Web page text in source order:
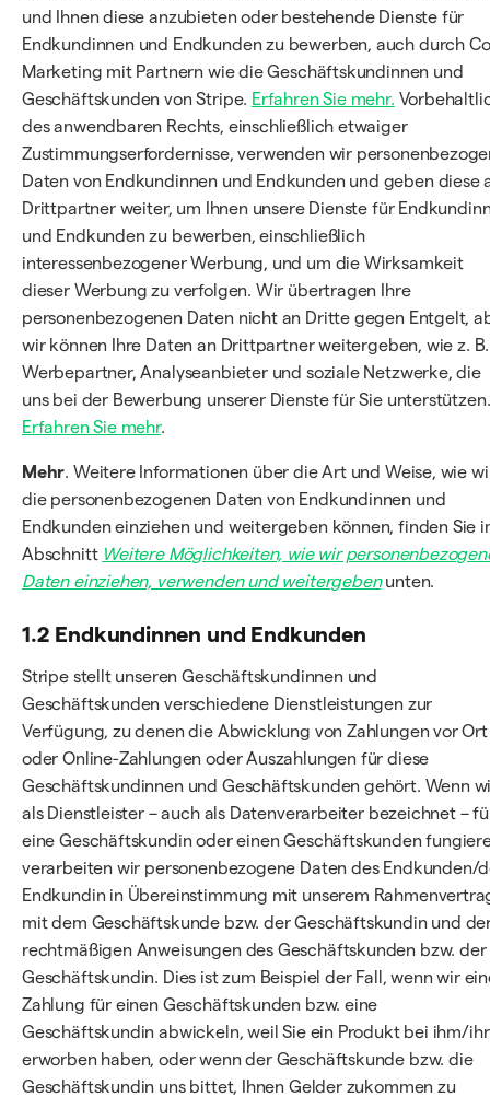
und Ihnen diese anzubieten oder bestehende Dienste für
Endkundinnen und Endkunden zu bewerben, auch durch
Marketing mit Partnern wie die Geschäftskundinnen und
Geschäftskunden von Stripe. Erfahren Sie mehr.
des anwendbaren Rechts, einschließlich etwaiger
Zustimmungserfordernisse, verwenden wir
Daten von Endkundinnen und Endkunden und geben diese
Drittpartner weiter, um Ihnen unsere Dienste für
und Endkunden zu bewerben, einschließlich
interessenbezogener Werbung, und um die Wirksamkeit
dieser Werbung zu verfolgen. Wir übertragen Ihre
personenbezogenen Daten nicht an Dritte gegen Entgelt,
wir können Ihre Daten an Drittpartner weitergeben, wie z. B.
Werbepartner, Analyseanbieter und soziale Netzwerke, die
uns bei der Bewerbung unserer Dienste für Sie unterstützen.
Erfahren Sie mehr.
Mehr. Weitere Informationen über die Art und Weise, wie
die personenbezogenen Daten von Endkundinnen und
Endkunden einziehen und weitergeben können, finden Sie
Abschnitt Weitere Möglichkeiten, wie wir
Daten einziehen, verwenden und weitergebenunten.
1.2 Endkundinnen und Endkunden
Stripe stellt unseren Geschäftskundinnen und
Geschäftskunden verschiedene Dienstleistungen zur
Verfügung, zu denen die Abwicklung von Zahlungen vor Ort
oder Online-Zahlungen oder Auszahlungen für diese
Geschäftskundinnen und Geschäftskunden gehört. Wenn
als Dienstleister – auch als Datenverarbeiter bezeichnet –
eine Geschäftskundin oder einen Geschäftskunden
verarbeiten wir personenbezogene Daten des Endkunden/
Endkundin in Übereinstimmung mit unserem
mit dem Geschäftskunde bzw. der Geschäftskundin und
rechtmäßigen Anweisungen des Geschäftskunden bzw. der
Geschäftskundin. Dies ist zum Beispiel der Fall, wenn wir
Zahlung für einen Geschäftskunden bzw. eine
Geschäftskundin abwickeln, weil Sie ein Produkt bei ihm/ihr
erworben haben, oder wenn der Geschäftskunde bzw. die
Geschäftskundin uns bittet, Ihnen Gelder zukommen zu